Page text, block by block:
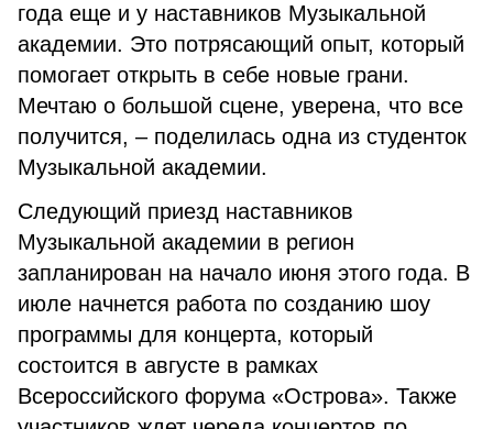
года еще и у наставников Музыкальной
академии. Это потрясающий опыт, который
помогает открыть в себе новые грани.
Мечтаю о большой сцене, уверена, что все
получится, – поделилась одна из студенток
Музыкальной академии.
Следующий приезд наставников
Музыкальной академии в регион
запланирован на начало июня этого года. В
июле начнется работа по созданию шоу
программы для концерта, который
состоится в августе в рамках
Всероссийского форума «Острова». Также